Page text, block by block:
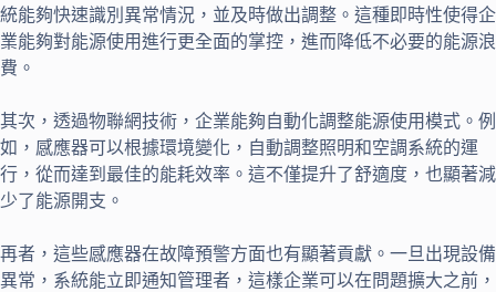
統能夠快速識別異常情況，並及時做出調整。這種即時性使得企
業能夠對能源使用進行更全面的掌控，進而降低不必要的能源浪
費。
其次，透過物聯網技術，企業能夠自動化調整能源使用模式。例
如，感應器可以根據環境變化，自動調整照明和空調系統的運
行，從而達到最佳的能耗效率。這不僅提升了舒適度，也顯著減
少了能源開支。
再者，這些感應器在故障預警方面也有顯著貢獻。一旦出現設備
異常，系統能立即通知管理者，這樣企業可以在問題擴大之前，